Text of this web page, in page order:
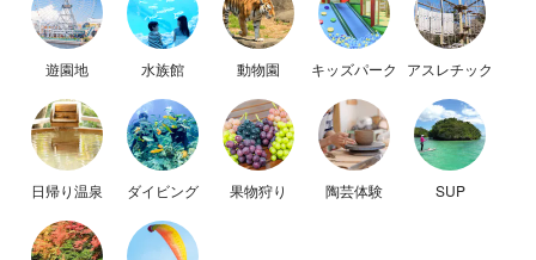
遊園地 水族館 動物園 キッズパーク アスレチック
日帰り温泉 ダイビング 果物狩り 陶芸体験 SUP